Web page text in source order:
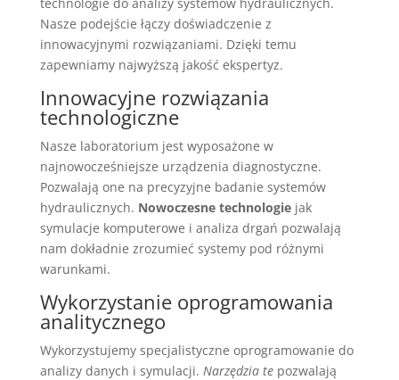
Nasze podejście łączy doświadczenie z
innowacyjnymi rozwiązaniami. Dzięki temu
zapewniamy najwyższą jakość ekspertyz.
Innowacyjne rozwiązania
technologiczne
Nasze laboratorium jest wyposażone w
najnowocześniejsze urządzenia diagnostyczne.
Pozwalają one na precyzyjne badanie systemów
hydraulicznych. Nowoczesne technologiejak
symulacje komputerowe i analiza drgań pozwalają
nam dokładnie zrozumieć systemy pod różnymi
warunkami.
Wykorzystanie oprogramowania
analitycznego
Wykorzystujemy specjalistyczne oprogramowanie do
analizy danych i symulacji. Narzędzia tepozwalają